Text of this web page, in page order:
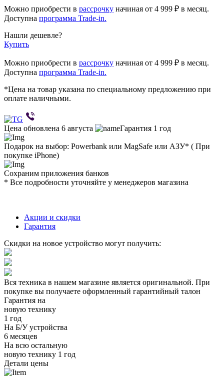
Можно приобрести в рассрочку начиная от 4 999 ₽ в месяц.
Доступна программа Trade-in.
Нашли дешевле?
Купить
Можно приобрести в рассрочку начиная от 4 999 ₽ в месяц.
Доступна программа Trade-in.
*Цена на товар указана по специальному предложению при
оплате наличными.
Цена обновлена 6 августа Гарантия 1 год
Подарок на выбор: Powerbank или MagSafe или AЗУ* ( При
покупке iPhone)
Сохраним приложения банков
* Все подробности уточняйте у менеджеров магазина
Акции и скидки
Гарантия
Скидки на новое устройство могут получить:
Вся техника в нашем магазине является оригинальной. При
покупке вы получаете оформленный гарантийный талон
Гарантия на
новую технику
1 год
На Б/У устройства
6 месяцев
На всю остальную
новую технику 1 год
Детали цены